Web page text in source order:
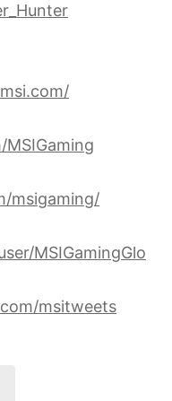
msigaming/
MSIGamingGlo
msitweets